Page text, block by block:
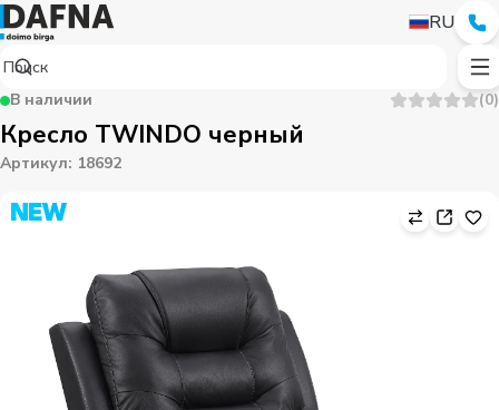
RU
В наличии (0)
Кресло TWINDO черный
Артикул: 18692